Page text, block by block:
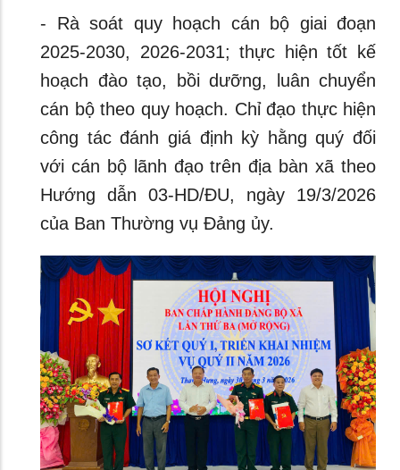
- Rà soát quy hoạch cán bộ giai đoạn
2025-2030, 2026-2031; thực hiện tốt kế
hoạch đào tạo, bồi dưỡng, luân chuyển
cán bộ theo quy hoạch. Chỉ đạo thực hiện
công tác đánh giá định kỳ hằng quý đối
với cán bộ lãnh đạo trên địa bàn xã theo
Hướng dẫn 03-HD/ĐU, ngày 19/3/2026
của Ban Thường vụ Đảng ủy.